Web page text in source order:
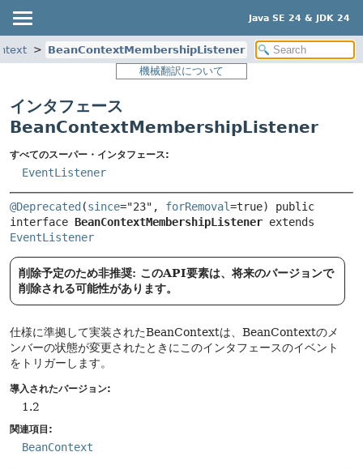
Java SE 24 & JDK 24
BeanContextMembershipListener
機械翻訳について
インタフェース
BeanContextMembershipListener
すべてのスーパー・インタフェース:
EventListener
@Deprecated (since="23", forRemoval=true) public
interface BeanContextMembershipListener
EventListener
削除予定のため非推奨: このAPI要素は、将来のバージョンで
削除される可能性があります。
仕様に準拠して実装されたBeanContextは、BeanContextのメ
ンバーの状態が変更されたときにこのインタフェースのイベント
をトリガーします。
導入されたバージョン:
1.2
関連項目:
BeanContext